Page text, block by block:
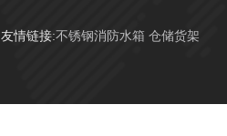
友情链接:不锈钢消防水箱 仓储货架